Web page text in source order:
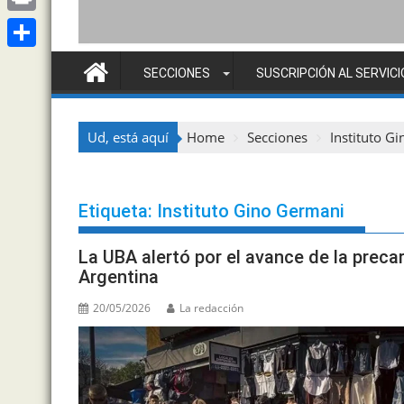
SECCIONES SUSCRIPCIÓN AL
Ud, está aquí Home Secciones Instituto
Etiqueta: Instituto Gino Germani
La UBA alertó por el avance de la
Argentina
20/05/2026 La redacción
M
tl
e
i
n
P